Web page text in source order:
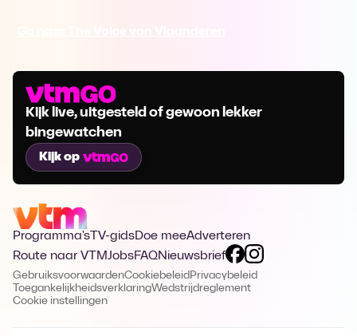
Kijk live, uitgesteld of gewoon lekker
bingewatchen
Kijk op
Programma's TV-gidsDoe meeAdverteren
Route naar VTMJobsFAQNieuwsbrief
GebruiksvoorwaardenCookiebeleid Privacybeleid
ToegankelijkheidsverklaringWedstrijdreglement
Cookie instellingen